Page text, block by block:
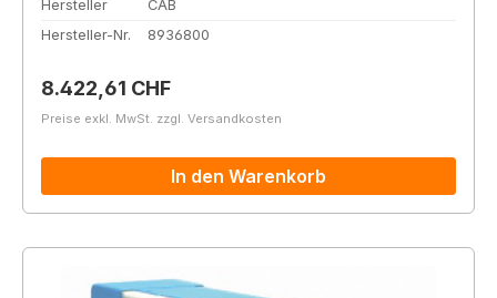
Hersteller
CAB
Hersteller-Nr.
8936800
Regulärer Preis:
8.422,61 CHF
Preise exkl. MwSt. zzgl. Versandkosten
In den Warenkorb